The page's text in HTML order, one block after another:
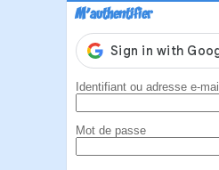
M'authentifier
Identifiant ou adresse e-mail
Mot de passe